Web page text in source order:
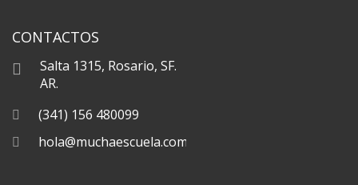
CONTACTOS
Salta 1315, Rosario, SF.
AR.
(341) 156 480099
hola@muchaescuela.com